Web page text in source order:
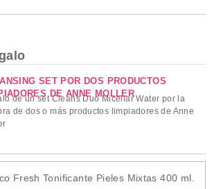
SET POR DOS PRODUCTOS
DE ANNE MOLLER
de un set Cleans Duo Micellar Water por la
de dos o más productos limpiadores de Anne
Fresh Tonificante Pieles Mixtas 400 ml.